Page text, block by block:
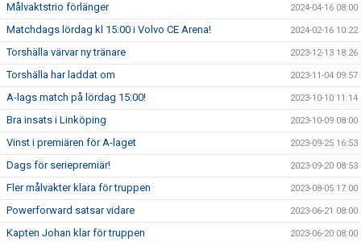
Målvaktstrio förlänger 2024-04-16 08:00
Matchdags lördag kl 15:00 i Volvo CE Arena! 2024-02-16 10:22
Torshälla värvar ny tränare 2023-12-13 18:26
Torshälla har laddat om 2023-11-04 09:57
A-lags match på lördag 15:00! 2023-10-10 11:14
Bra insats i Linköping 2023-10-09 08:00
Vinst i premiären för A-laget 2023-09-25 16:53
Dags för seriepremiär! 2023-09-20 08:53
Fler målvakter klara för truppen 2023-08-05 17:00
Powerforward satsar vidare 2023-06-21 08:00
Kapten Johan klar för truppen 2023-06-20 08:00